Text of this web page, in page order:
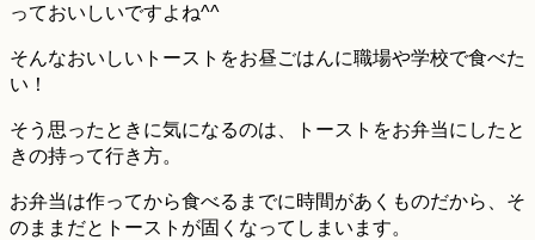
っておいしいですよね^^
そんなおいしいトーストをお昼ごはんに職場や学校で食べた
い！
そう思ったときに気になるのは、トーストをお弁当にしたと
きの持って行き方。
お弁当は作ってから食べるまでに時間があくものだから、そ
のままだとトーストが固くなってしまいます。